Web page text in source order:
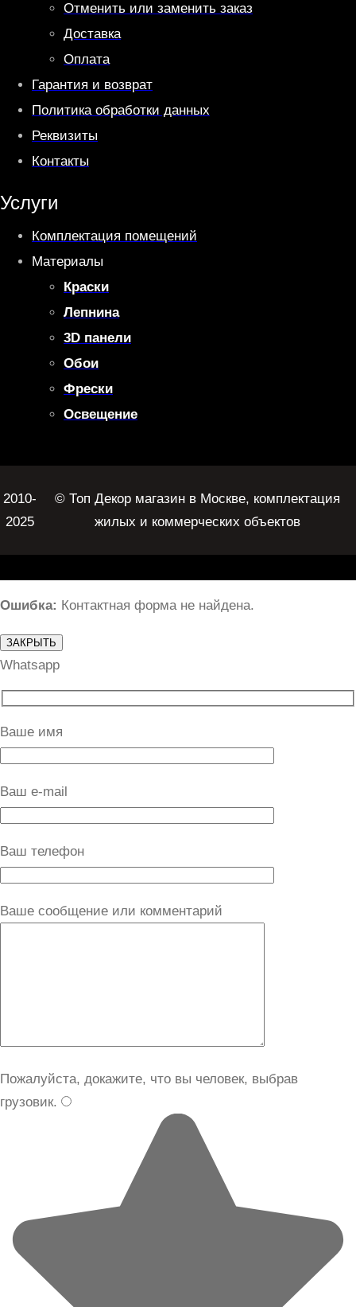
Отменить или заменить заказ
Доставка
Оплата
Гарантия и возврат
Политика обработки данных
Реквизиты
Контакты
Услуги
Комплектация помещений
Материалы
Краски
Лепнина
3D панели
Обои
Фрески
Освещение
2010-
2025
© Топ Декор магазин в Москве, комплектация
жилых и коммерческих объектов
Ошибка: Контактная форма не найдена.
ЗАКРЫТЬ
Whatsapp
Ваше имя
Ваш e-mail
Ваш телефон
Ваше сообщение или комментарий
Пожалуйста, докажите, что вы человек, выбрав
грузовик.